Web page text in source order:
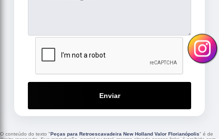
Enviar
O conteúdo do texto "Peças para Retroescavadeira New Holland Valor Florianópolis" é de